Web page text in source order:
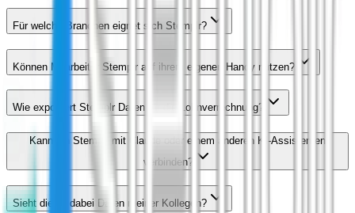
Für welche Branchen eignet sich Stemplr?
Können Mitarbeiter Stemplr auf ihrem eigenen Handy nutzen?
Wie exportiert Stemplr Daten für die Lohnverrechnung?
Kann ich Stemplr mit Claude oder einem anderen KI-Assistenten
verbinden?
Sieht die KI dabei Daten meiner Kollegen?